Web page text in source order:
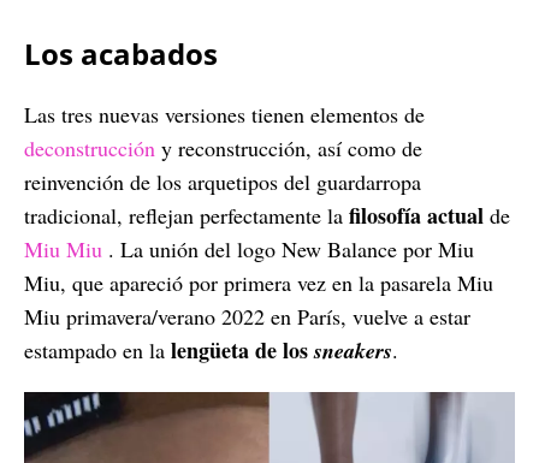
Los acabados
Las tres nuevas versiones tienen elementos de
deconstrucción y reconstrucción, así como de
reinvención de los arquetipos del guardarropa
tradicional, reflejan perfectamente la filosofía actual de
Miu Miu . La unión del logo New Balance por Miu
Miu, que apareció por primera vez en la pasarela Miu
Miu primavera/verano 2022 en París, vuelve a estar
estampado en la lengüeta de lossneakers.